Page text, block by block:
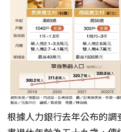
根據人力銀行去年公布的